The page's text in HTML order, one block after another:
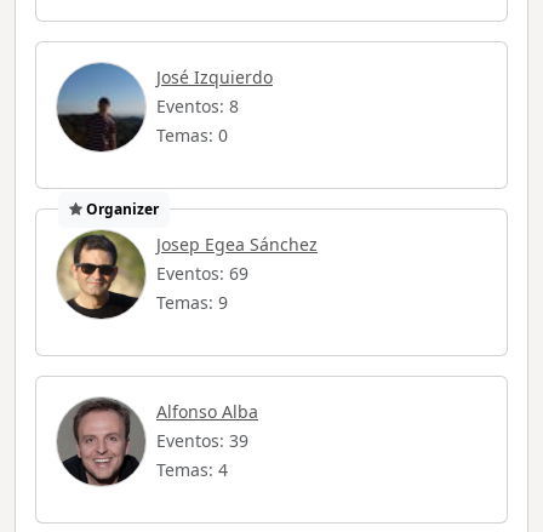
José Izquierdo
Eventos: 8
Temas: 0
Organizer
Josep Egea Sánchez
Eventos: 69
Temas: 9
Alfonso Alba
Eventos: 39
Temas: 4